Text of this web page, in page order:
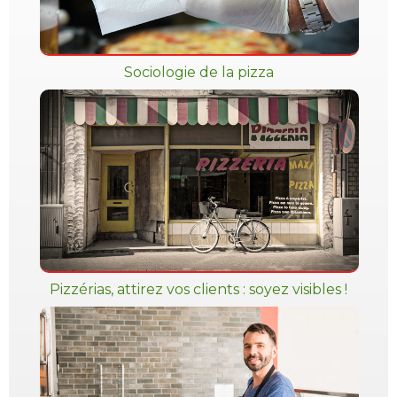
Sociologie de la pizza
Pizzérias, attirez vos clients : soyez visibles !